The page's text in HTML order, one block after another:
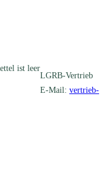
ist leer
LGRB-Vertrieb
E-Mail: vertrieb-